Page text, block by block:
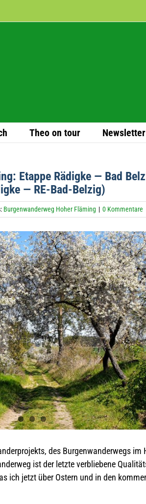
Theo on tour News­let­ter
Etappe Rädigke — Bad
— RE-Bad-Belzig)
Burgenwanderweg Hoher Fläming | 0 Kommentare
des Bur­gen­wan­der­wegs im
ist der letzte ver­blie­bene
ich jetzt über Ostern und in den